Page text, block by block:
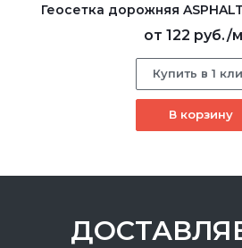
Геосетка дорожняя
от 122 руб./
Купить в 1
В корзину